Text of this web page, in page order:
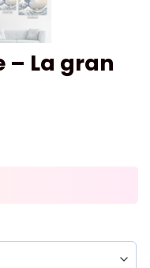
– La gran